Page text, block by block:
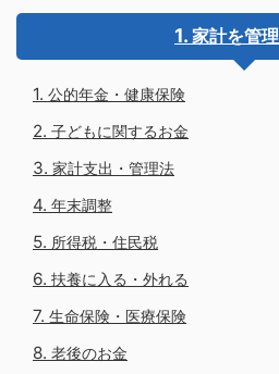
家計を管
公的年金・健康保険
子どもに関するお金
家計支出・管理法
年末調整
所得税・住民税
扶養に入る・外れる
生命保険・医療保険
老後のお金